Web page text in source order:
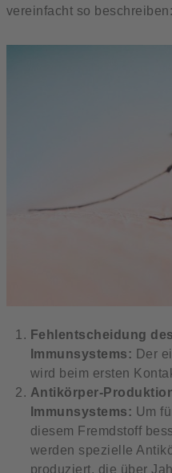
vereinfacht so beschreiben:
Fehlentscheidung
Immunsystems: Der
wird beim ersten
Antikörper-
Immunsystems: Um
diesem Fremdstoff
werden spezielle
produziert, die über